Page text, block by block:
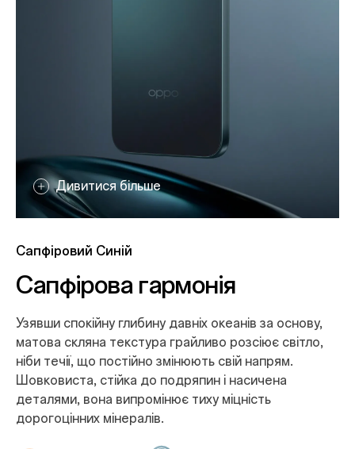
Золото Аврори
Сяйво, що вражає
Мов потік зірок, замкнений у матовому склі, цей
мерехтливий та іскристий візерунок оживляє
золото — воно спалахує і грає щоразу при зміні
освітлення.
Дивитися більше
Сапфіровий Синій
Сапфірова гармонія
Узявши спокійну глибину давніх океанів за основу,
матова скляна текстура грайливо розсіює світло,
ніби течії, що постійно змінюють свій напрям.
Шовковиста, стійка до подряпин і насичена
деталями, вона випромінює тиху міцність
дорогоцінних мінералів.
Дивитися більше